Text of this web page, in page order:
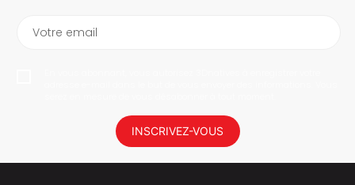
Votre email
INSCRIVEZ-VOUS